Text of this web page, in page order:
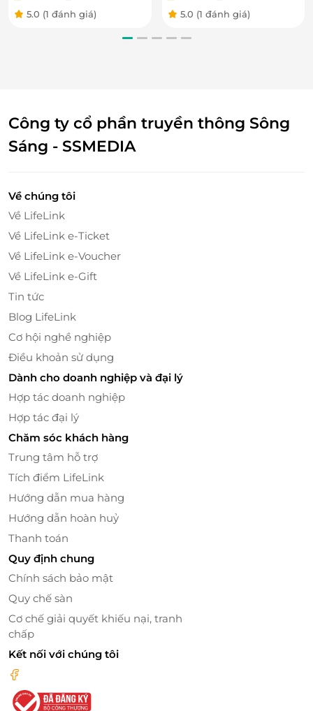
Bên cạnh những trò chơi thể chất,
Tượngtại Funny Kids là nơi các bé có thể phát huy
khả năng sáng tạo của mình. Tại đây, các bé sẽ được
thử sức với những hoạt động vẽ tranh,
tham gia các lớp học sáng tạo. Mỗi tác phẩm nghệ
thuật là một dấu ấn riêng, giúp các bé học hỏi và
khám phá thế giới nghệ thuật qua những kỹ năng
cơ bản. Không chỉ là một khu vực vui chơi, triển lãm
tranh tượng còn là nơi khơi dậy sự đam mê nghệ
thuật và phát triển trí tưởng tượng phong phú của
Tết5.0 (1 đánh giá)
gồm Lễ Tết
5.0 (1 đánh giá)
Công ty cổ phần truyền thông Sông
Sáng - SSMEDIA
Về chúng tôi
Về LifeLink
Về LifeLink e-Ticket
Về LifeLink e-Voucher
Về LifeLink e-Gift
Tin tức
Blog LifeLink
Cơ hội nghề nghiệp
Điều khoản sử dụng
Dành cho doanh nghiệp và đại lý
Hợp tác doanh nghiệp
Hợp tác đại lý
Chăm sóc khách hàng
Trung tâm hỗ trợ
Tích điểm LifeLink
Hướng dẫn mua hàng
Hướng dẫn hoàn huỷ
Thanh toán
Quy định chung
Chính sách bảo mật
Quy chế sàn
Cơ chế giải quyết khiếu nại, tranh
chấp
Kết nối với chúng tôi